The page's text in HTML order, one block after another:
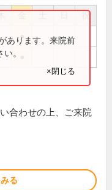
祝
●
あります。来院前
。
×閉じる
合わせの上、ご来院
る